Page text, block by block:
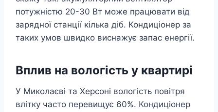
потужністю 20-30 Вт може працювати від
зарядної станції кілька діб. Кондиціонер за
таких умов швидко виснажує запас енергії.
Вплив на вологість у квартирі
У Миколаєві та Херсоні вологість повітря
влітку часто перевищує 60%. Кондиціонер